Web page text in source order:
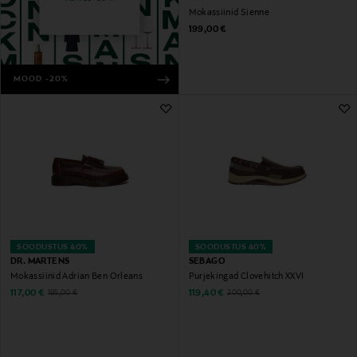
MOOD -20%
Mokassiinid Sienne
Original Price
199,00 €
SOODUSTUS 40%
DR. MARTENS
Mokassiinid Adrian Ben Orleans
Discounted Price
117,00 € Original Price
195,00 €
SOODUSTUS 40%
SEBAGO
Purjekingad Clovehitch XXVI
Discounted Price
119,40 € Original Price
200,00 €